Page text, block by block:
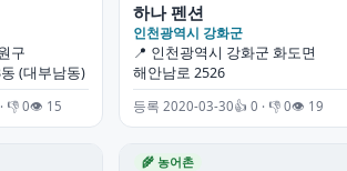
구
(대부남동)
👎 0👁 15
하나 펜션
인천광역시 강화군
📍 인천광역시 강화군 화도면
해안남로 2526
등록 2020-03-30👍 0 · 👎 0👁 19
🌾 농어촌